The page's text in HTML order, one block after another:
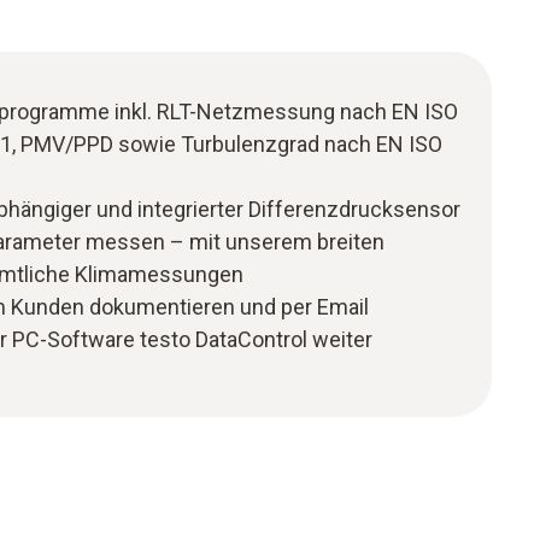
inkl. RLT-Netzmessung nach EN ISO
PMV/PPD sowie Turbulenzgrad nach EN ISO
und integrierter Differenzdrucksensor
messen – mit unserem breiten
Klimamessungen
dokumentieren und per Email
PC-Software testo DataControl weiter